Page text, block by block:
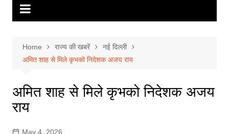
Home राज्य की खबरें
नई दिल्ली
अमित शाह से मिले कृभको निदेशक अजय राय
अमित शाह से मिले कृभको निदेशक अजय
राय
May 4, 2026